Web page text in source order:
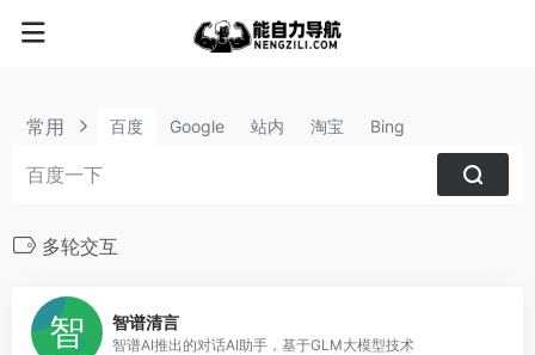
常用 百度 Google 站内 淘宝 Bing
多轮交互
智谱清言
智谱AI推出的对话AI助手，基于GLM大模型技术